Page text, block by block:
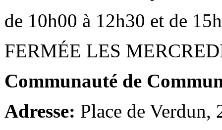
de 10h00 à 12h30 et de
FERMÉE LES
Communauté de
Adresse: Place de Verdun,